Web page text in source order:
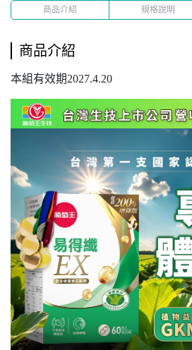
商品介紹 規格說明
商品介紹
本組有效期2027.4.20